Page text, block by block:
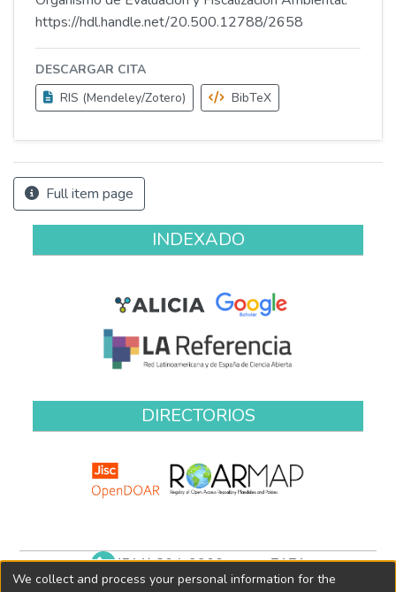
https://hdl.handle.net/20.500.12788/2658
DESCARGAR CITA
RIS (Mendeley/Zotero)
BibTeX
Full item page
INDEXADO
DIRECTORIOS
(511) 204-9900 anexo 7171
We collect and process your personal information for the